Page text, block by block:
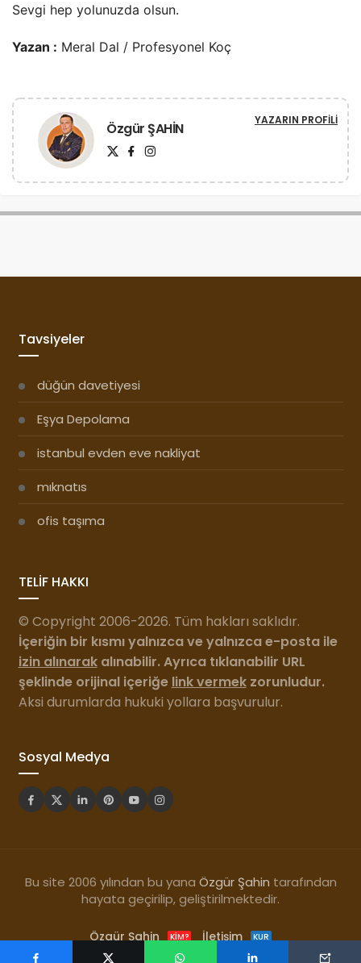
Sevgi hep yolunuzda olsun.
Yazan : Meral Dal / Profesyonel Koç
Özgür ŞAHİN YAZARIN PROFILI
Tavsiyeler
düğün davetiyesi
Eşya Depolama
istanbul evden eve nakliyat
mıknatıs
ofis taşıma
TELİF HAKKI
© Copyright 2006-2026. Tüm hakları saklıdır.
İçeriğin bir kısmı yalnızca ve yalnızca e-posta ile
izin alınarakalınabilir. Ayrıca tıklanabilir URL
şeklinde orijinal içeriğe link vermekzorunludur.
Aksi durumlarda hukuki yollara başvurulur.
Sosyal Medya
Bu site 2006 yılından bu yana Özgür Şahin tarafından
hayata geçirilip, geliştirilmektedir.
Özgür Şahin KIM? İletişim KUR